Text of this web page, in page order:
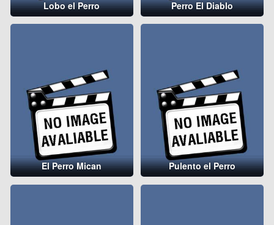
Lobo el Perro Perro El Diablo
El Perro Mican Pulento el Perro